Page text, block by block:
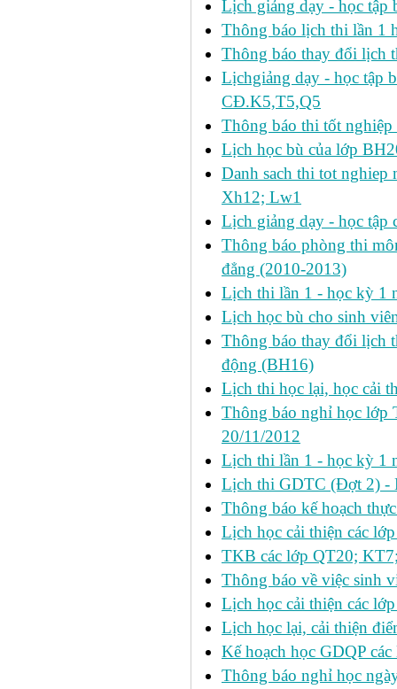
Lịch giảng dạy - học tập
Thông báo lịch thi lần 1
Thông báo thay đổi lịch
Lịchgiảng dạy - học tập
CĐ.K5,T5,Q5
Thông báo thi tốt nghiệp
Lịch học bù của lớp
Danh sach thi tot
Xh12; Lw1
Lịch giảng dạy - học tập
Thông báo phòng thi
đẳng (2010-2013)
Lịch thi lần 1 - học kỳ 1
Lịch học bù cho sinh
Thông báo thay đổi lịch
động (BH16)
Lịch thi học lại, học cải
Thông báo nghỉ học lớp
20/11/2012
Lịch thi lần 1 - học kỳ 1
Lịch thi GDTC (Đợt 2) -
Thông báo kế hoạch
Lịch học cải thiện các
TKB các lớp QT20;
Thông báo về việc sinh
Lịch học cải thiện các
Lịch học lại, cải thiện
Kế hoạch học GDQP
Thông báo nghỉ học